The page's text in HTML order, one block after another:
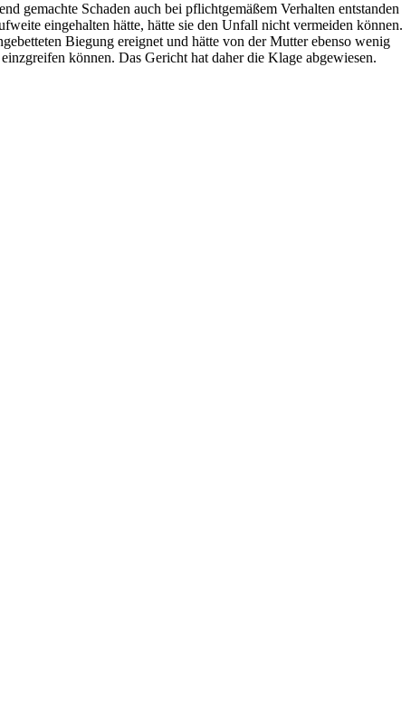
gemachte Schaden auch bei pflichtgemäßem Verhalten entstanden
eingehalten hätte, hätte sie den Unfall nicht vermeiden können.
Biegung ereignet und hätte von der Mutter ebenso wenig
können. Das Gericht hat daher die Klage abgewiesen.